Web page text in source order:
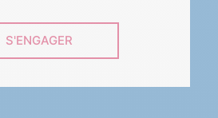
S'ENGAGER